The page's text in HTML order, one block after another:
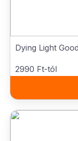
Dying Light
2990 Ft-tól